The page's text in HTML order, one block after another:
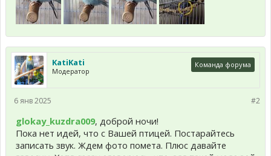
KatiKati
Модератор
Команда форума
#2
6 янв 2025
glokay_kuzdra009, доброй ночи!
Пока нет идей, что с Вашей птицей. Постарайтесь
записать звук. Ждем фото помета. Плюс давайте